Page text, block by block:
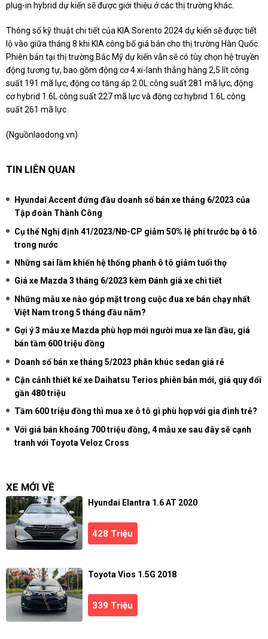
plug-in hybrid dự kiến sẽ được giới thiệu ở các thị trường khác.
Thông số kỹ thuật chi tiết của KIA Sorento 2024 dự kiến sẽ được tiết
lộ vào giữa tháng 8 khi KIA công bố giá bán cho thị trường Hàn Quốc.
Phiên bản tại thị trường Bắc Mỹ dự kiến vẫn sẽ có tùy chọn hệ truyền
động tương tự, bao gồm động cơ 4 xi-lanh thẳng hàng 2,5 lít công
suất 191 mã lực, động cơ tăng áp 2.0L công suất 281 mã lực, động
cơ hybrid 1.6L công suất 227 mã lực và động cơ hybrid 1.6L công
suất 261 mã lực.
(Nguồn laodong.vn)
TIN LIÊN QUAN
Hyundai Accent đứng đầu doanh số bán xe tháng 6/2023 của
Tập đoàn Thành Công
Cụ thể Nghị định 41/2023/NĐ-CP giảm 50% lệ phí trước bạ ô tô
trong nước
Những sai lầm khiến hệ thống phanh ô tô giảm tuổi thọ
Giá xe Mazda 3 tháng 6/2023 kèm Đánh giá xe chi tiết
Những mẫu xe nào góp mặt trong cuộc đua xe bán chạy nhất
Việt Nam trong 5 tháng đầu năm?
Gợi ý 3 mẫu xe Mazda phù hợp mới người mua xe lần đầu, giá
bán tầm 600 triệu đồng
Doanh số bán xe tháng 5/2023 phân khúc sedan giá rẻ
Cận cảnh thiết kế xe Daihatsu Terios phiên bản mới, giá quy đổi
gần 480 triệu
Tầm 600 triệu đồng thì mua xe ô tô gì phù hợp với gia đình trẻ?
Với giá bán khoảng 700 triệu đồng, 4 mẫu xe sau đây sẽ cạnh
tranh với Toyota Veloz Cross
XE MỚI VỀ
Hyundai Elantra 1.6 AT 2020
428 Triệu
Toyota Vios 1.5G 2018
339 Triệu